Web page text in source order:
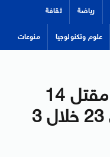
رياضة ثقافة
علوم وتكنولوجيا منوعات
المتحدث العسكري: مقتل 14
إرهابيًا والقبض على 23 خلال 3